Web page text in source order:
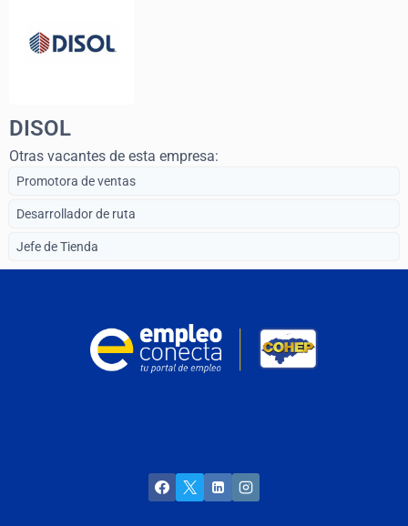
DISOL
Otras vacantes de esta empresa:
Promotora de ventas
Desarrollador de ruta
Jefe de Tienda